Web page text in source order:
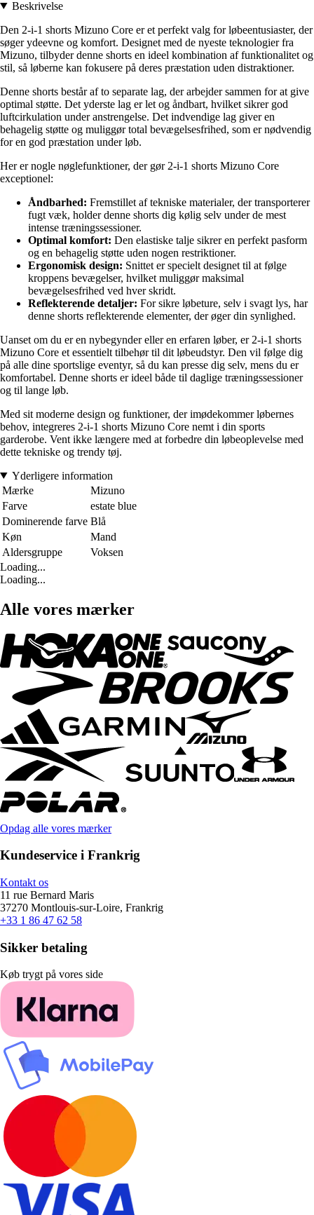
Beskrivelse
Den 2-i-1 shorts Mizuno Core er et perfekt valg for løbeentusiaster, der
søger ydeevne og komfort. Designet med de nyeste teknologier fra
Mizuno, tilbyder denne shorts en ideel kombination af funktionalitet og
stil, så løberne kan fokusere på deres præstation uden distraktioner.
Denne shorts består af to separate lag, der arbejder sammen for at give
optimal støtte. Det yderste lag er let og åndbart, hvilket sikrer god
luftcirkulation under anstrengelse. Det indvendige lag giver en
behagelig støtte og muliggør total bevægelsesfrihed, som er nødvendig
for en god præstation under løb.
Her er nogle nøglefunktioner, der gør 2-i-1 shorts Mizuno Core
exceptionel:
Åndbarhed: Fremstillet af tekniske materialer, der transporterer
fugt væk, holder denne shorts dig kølig selv under de mest
intense træningssessioner.
Optimal komfort: Den elastiske talje sikrer en perfekt pasform
og en behagelig støtte uden nogen restriktioner.
Ergonomisk design: Snittet er specielt designet til at følge
kroppens bevægelser, hvilket muliggør maksimal
bevægelsesfrihed ved hver skridt.
Reflekterende detaljer: For sikre løbeture, selv i svagt lys, har
denne shorts reflekterende elementer, der øger din synlighed.
Uanset om du er en nybegynder eller en erfaren løber, er 2-i-1 shorts
Mizuno Core et essentielt tilbehør til dit løbeudstyr. Den vil følge dig
på alle dine sportslige eventyr, så du kan presse dig selv, mens du er
komfortabel. Denne shorts er ideel både til daglige træningssessioner
og til lange løb.
Med sit moderne design og funktioner, der imødekommer løbernes
behov, integreres 2-i-1 shorts Mizuno Core nemt i din sports
garderobe. Vent ikke længere med at forbedre din løbeoplevelse med
dette tekniske og trendy tøj.
Yderligere information
Mærke
Mizuno
Farve
estate blue
Dominerende farve Blå
Køn
Mand
Aldersgruppe
Voksen
Loading...
Loading...
Alle vores mærker
Opdag alle vores mærker
Kundeservice i Frankrig
Kontakt os
11 rue Bernard Maris
37270 Montlouis-sur-Loire, Frankrig
+33 1 86 47 62 58
Sikker betaling
Køb trygt på vores side